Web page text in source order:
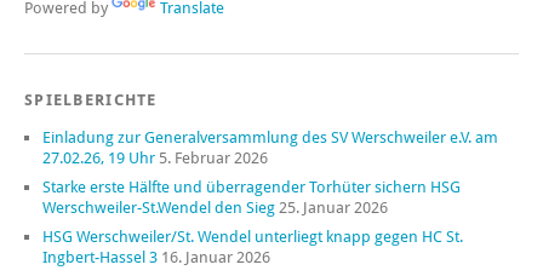
Powered by Translate
SPIELBERICHTE
Einladung zur Generalversammlung des SV Werschweiler e.V. am
27.02.26, 19 Uhr 5. Februar 2026
Starke erste Hälfte und überragender Torhüter sichern HSG
Werschweiler-St.Wendel den Sieg 25. Januar 2026
HSG Werschweiler/St. Wendel unterliegt knapp gegen HC St.
Ingbert-Hassel 3 16. Januar 2026